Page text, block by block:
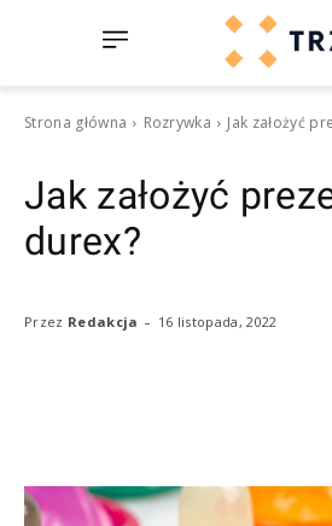
Strona główna Rozrywka Jak założyć
Jak założyć
durex?
Przez Redakcja - 16 listopada, 2022